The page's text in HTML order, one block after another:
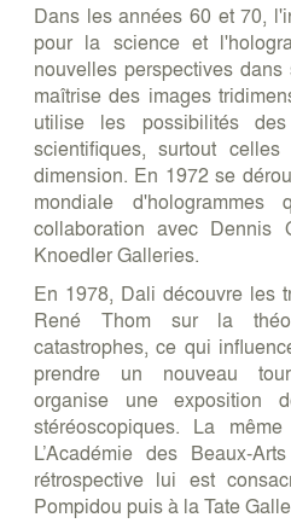
Dans les années 60 et 70,
pour la science et
nouvelles perspectives
maîtrise des images
utilise les possibilités
scientifiques, surtout
dimension. En 1972 se
mondiale
collaboration avec Dennis
Knoedler Galleries.
En 1978, Dali découvre les
René Thom sur la
catastrophes, ce qui
prendre un nouveau
organise une exposition
stéréoscopiques. La
L’Académie des Beaux-
rétrospective lui est
Pompidou puis à la Tate